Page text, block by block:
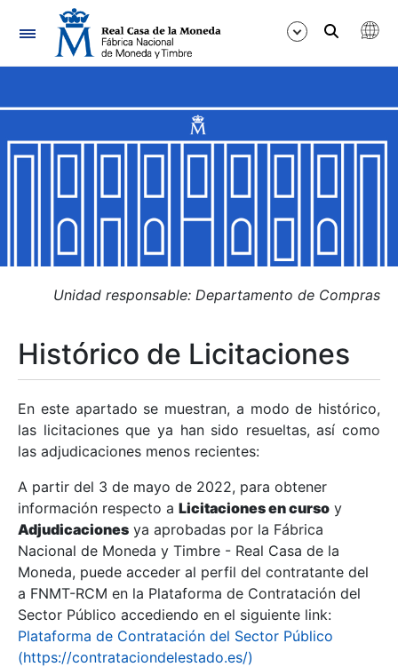
Navegación
Mostrar/Ocultar
Mostrar/Ocultar
Mostrar/Ocultar
Mostrar/Ocultar
Mostrar/Ocultar
Mostrar/Ocultar
Unidad responsable: Departamento de Compras
Histórico de Licitaciones
En este apartado se muestran, a modo de histórico,
las licitaciones que ya han sido resueltas, así como
las adjudicaciones menos recientes:
A partir del 3 de mayo de 2022, para obtener
información respecto a Licitaciones en curso y
Adjudicaciones ya aprobadas por la Fábrica
Nacional de Moneda y Timbre - Real Casa de la
Moneda, puede acceder al perfil del contratante del
a FNMT-RCM en la Plataforma de Contratación del
Sector Público accediendo en el siguiente link:
Plataforma de Contratación del Sector Público
(https://contrataciondelestado.es/)